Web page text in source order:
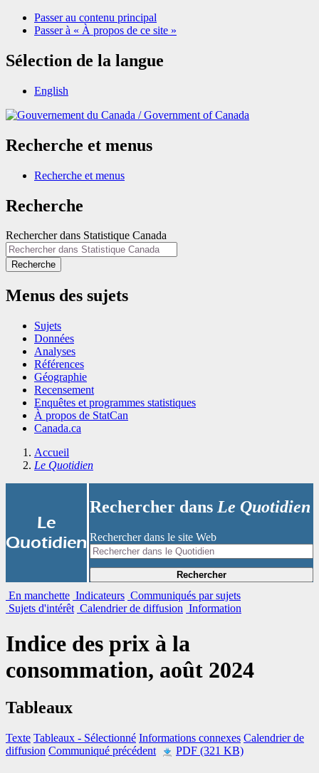
Passer au contenu principal
Passer à « À propos de ce site »
Sélection de la langue
English
/Government of Canada
Recherche et menus
Recherche et menus
Recherche
Rechercher dans Statistique Canada
Recherche
Menus des sujets
Sujets
Données
Analyses
Références
Géographie
Recensement
Enquêtes et programmes statistiques
À propos de StatCan
Canada.ca
Accueil
Le Quotidien
Le
Quotidien
Rechercher dans Le Quotidien
Rechercher dans le site Web
Rechercher
En manchette Indicateurs Communiqués par sujets
Sujets d'intérêt Calendrier de diffusion Information
Indice des prix à la
consommation, août 2024
Tableaux
Texte Tableaux - Sélectionné Informations connexes Calendrier de
diffusion Communiqué précédent PDF (321 KB)